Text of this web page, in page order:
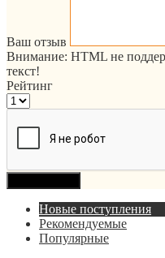
Ваш отзыв
Внимание: HTML не
текст!
Рейтинг
Новые поступления
Рекомендуемые
Популярные